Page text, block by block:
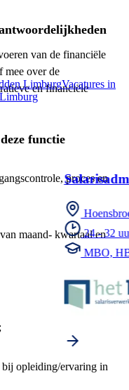
van de financiële
mee over de
en financiële
functie
proces en
maand- kwartaal en
bij opleiding/ervaring in
LimburgVacatures in
24 - 32
MBO,